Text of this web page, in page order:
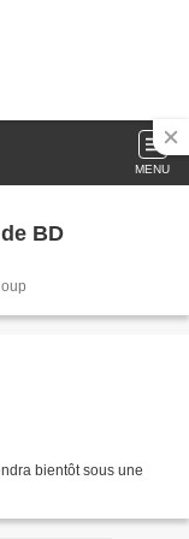
MENU
BD
bientôt sous une